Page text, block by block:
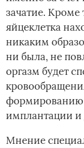
зачатие. Кроме
яйцеклетка
никаким
ни была, не
оргазм будет
формированию
имплантации и
Мнение